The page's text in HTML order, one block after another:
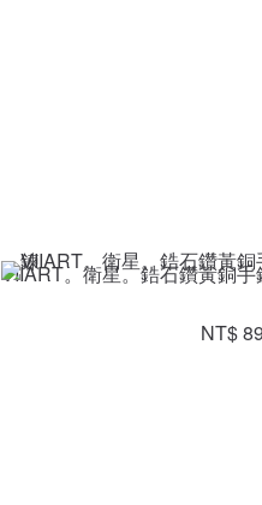
VIIART。衛星。鋯石鑽黃銅手
NT$